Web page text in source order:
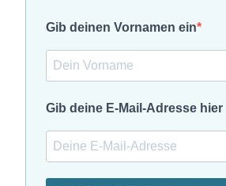
Gib deinen Vornamen ein
Gib deine E-Mail-Adresse hier